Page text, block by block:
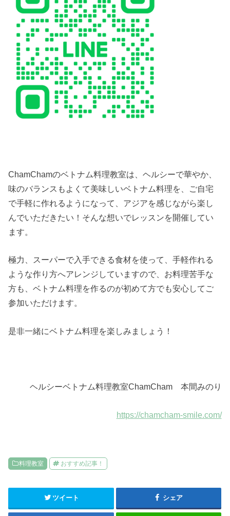
ChamChamのベトナム料理教室は、ヘルシーで華やか、
味のバランスもよくて美味しいベトナム料理を、ご自宅
で手軽に作れるようになって、アジアを感じながら楽し
んでいただきたい！そんな想いでレッスンを開催してい
ます。
極力、スーパーで入手できる食材を使って、手軽作れる
ような作り方へアレンジしていますので、お料理苦手な
方も、ベトナム料理を作るのが初めて方でも安心してご
参加いただけます。
是非一緒にベトナム料理を楽しみましょう！
ヘルシーベトナム料理教室ChamCham 本間みのり
https://chamcham-smile.com/
料理教室 おすすめ記事！
ツイート シェア